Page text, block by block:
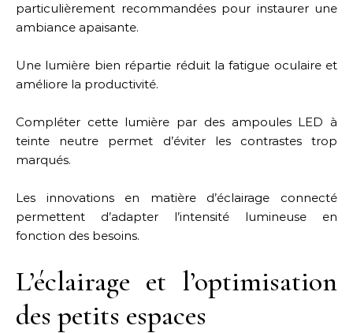
particulièrement recommandées pour instaurer une
ambiance apaisante.
Une lumière bien répartie réduit la fatigue oculaire et
améliore la productivité.
Compléter cette lumière par des ampoules LED à
teinte neutre permet d’éviter les contrastes trop
marqués.
Les innovations en matière d’éclairage connecté
permettent d’adapter l’intensité lumineuse en
fonction des besoins.
L’éclairage et l’optimisation
des petits espaces